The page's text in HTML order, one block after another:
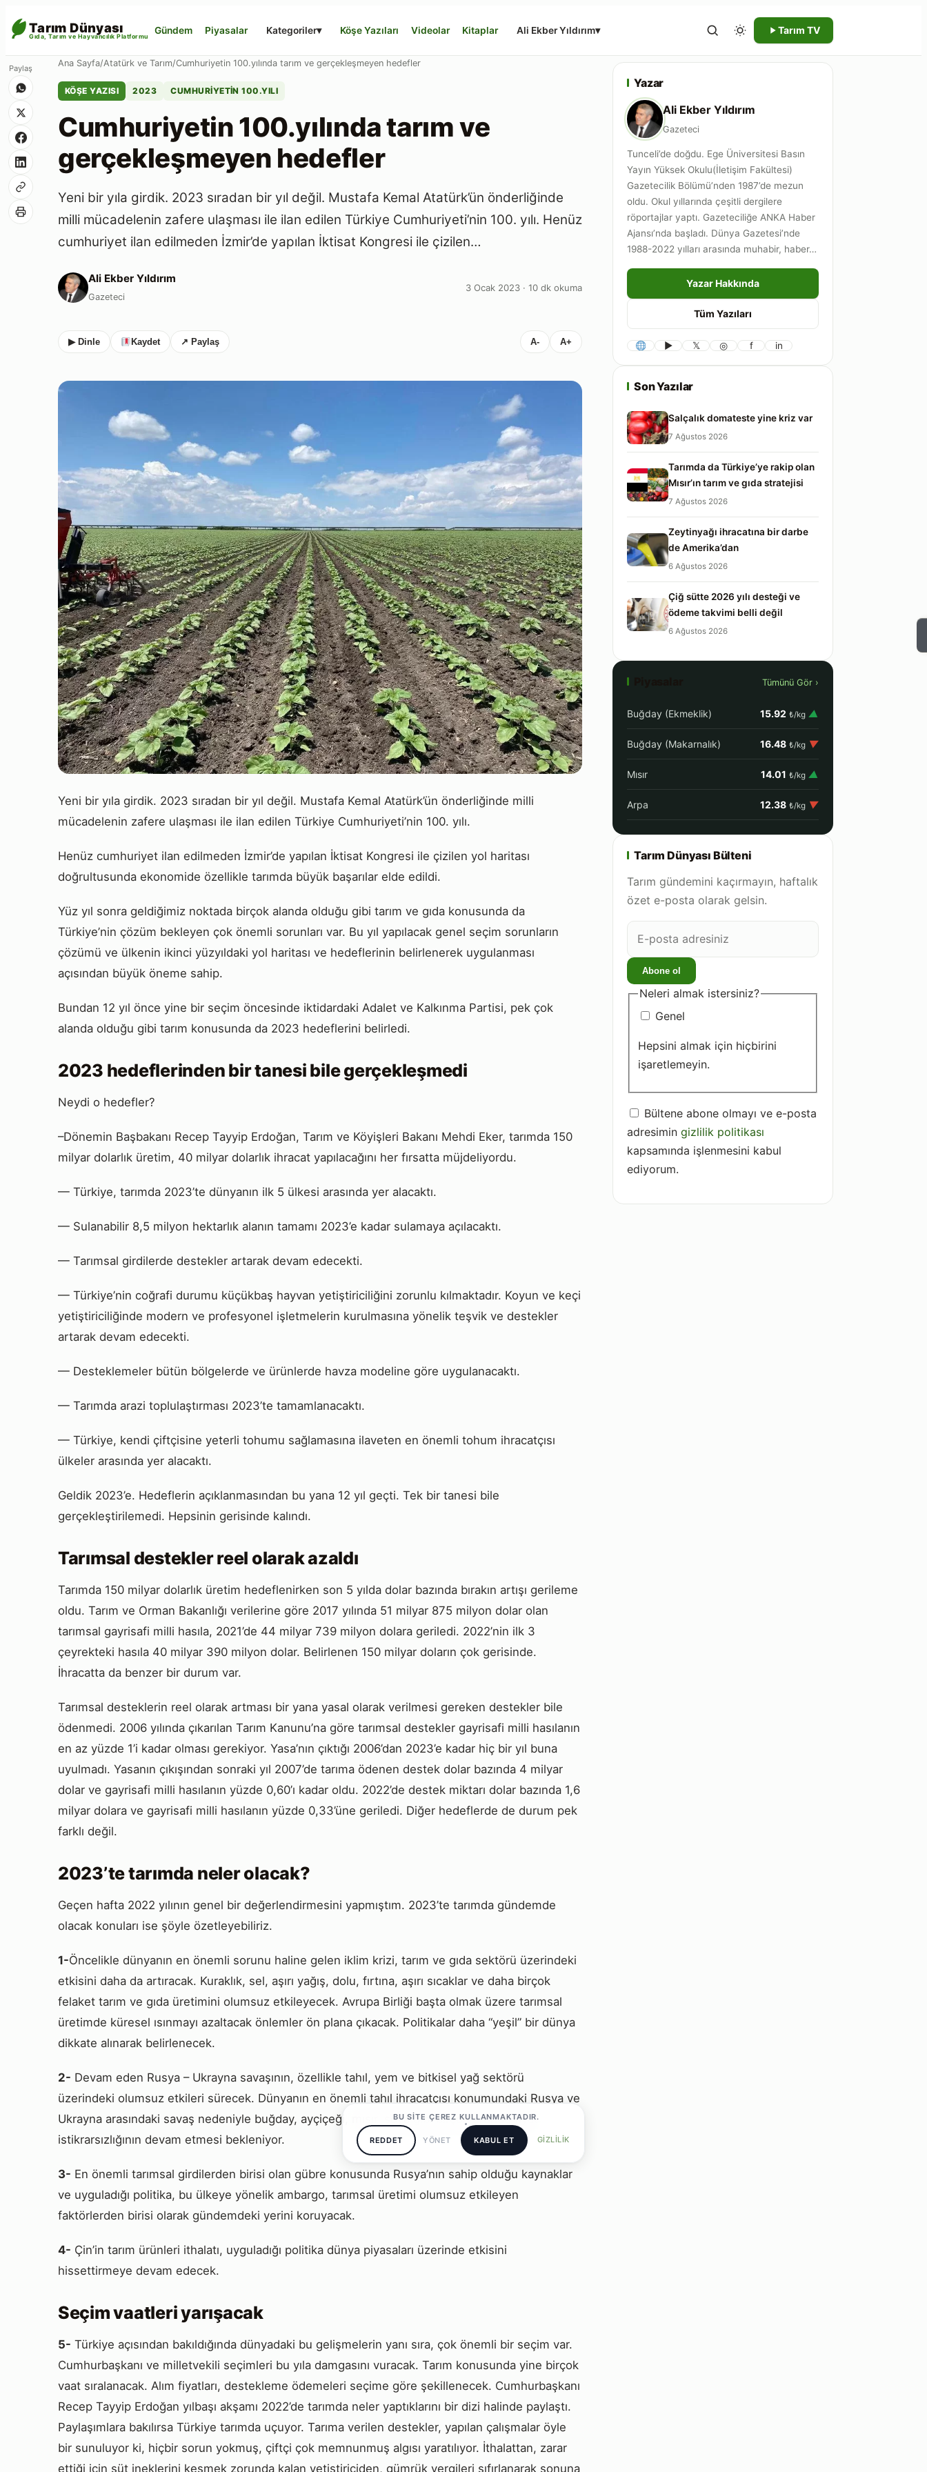
Tarım Dünyası
Gıda, Tarım ve Hayvancılık Platformu
Gündem Piyasalar Kategoriler▾ Köşe Yazıları Videolar Kitaplar Ali Ekber Yıldırım▾ Tarım TV
Paylaş Ana Sayfa/Atatürk ve Tarım/Cumhuriyetin 100.yılında tarım ve gerçekleşmeyen hedefler
KÖŞE YAZISI 2023 CUMHURIYETIN 100.YILI
Cumhuriyetin 100.yılında tarım ve
gerçekleşmeyen hedefler
Yeni bir yıla girdik. 2023 sıradan bir yıl değil. Mustafa Kemal Atatürk’ün önderliğinde
milli mücadelenin zafere ulaşması ile ilan edilen Türkiye Cumhuriyeti’nin 100. yılı. Henüz
cumhuriyet ilan edilmeden İzmir’de yapılan İktisat Kongresi ile çizilen…
Ali Ekber Yıldırım
Gazeteci
3 Ocak 2023 · 10 dk okuma
▶ Dinle Kaydet ↗ Paylaş A- A+
Yeni bir yıla girdik. 2023 sıradan bir yıl değil. Mustafa Kemal Atatürk’ün önderliğinde milli
mücadelenin zafere ulaşması ile ilan edilen Türkiye Cumhuriyeti’nin 100. yılı.
Henüz cumhuriyet ilan edilmeden İzmir’de yapılan İktisat Kongresi ile çizilen yol haritası
doğrultusunda ekonomide özellikle tarımda büyük başarılar elde edildi.
Yüz yıl sonra geldiğimiz noktada birçok alanda olduğu gibi tarım ve gıda konusunda da
Türkiye’nin çözüm bekleyen çok önemli sorunları var. Bu yıl yapılacak genel seçim sorunların
çözümü ve ülkenin ikinci yüzyıldaki yol haritası ve hedeflerinin belirlenerek uygulanması
açısından büyük öneme sahip.
Bundan 12 yıl önce yine bir seçim öncesinde iktidardaki Adalet ve Kalkınma Partisi, pek çok
alanda olduğu gibi tarım konusunda da 2023 hedeflerini belirledi.
2023 hedeflerinden bir tanesi bile gerçekleşmedi
Neydi o hedefler?
–Dönemin Başbakanı Recep Tayyip Erdoğan, Tarım ve Köyişleri Bakanı Mehdi Eker, tarımda 150
milyar dolarlık üretim, 40 milyar dolarlık ihracat yapılacağını her fırsatta müjdeliyordu.
— Türkiye, tarımda 2023’te dünyanın ilk 5 ülkesi arasında yer alacaktı.
— Sulanabilir 8,5 milyon hektarlık alanın tamamı 2023’e kadar sulamaya açılacaktı.
— Tarımsal girdilerde destekler artarak devam edecekti.
— Türkiye’nin coğrafi durumu küçükbaş hayvan yetiştiriciliğini zorunlu kılmaktadır. Koyun ve keçi
yetiştiriciliğinde modern ve profesyonel işletmelerin kurulmasına yönelik teşvik ve destekler
artarak devam edecekti.
— Desteklemeler bütün bölgelerde ve ürünlerde havza modeline göre uygulanacaktı.
— Tarımda arazi toplulaştırması 2023’te tamamlanacaktı.
— Türkiye, kendi çiftçisine yeterli tohumu sağlamasına ilaveten en önemli tohum ihracatçısı
ülkeler arasında yer alacaktı.
Geldik 2023’e. Hedeflerin açıklanmasından bu yana 12 yıl geçti. Tek bir tanesi bile
gerçekleştirilemedi. Hepsinin gerisinde kalındı.
Tarımsal destekler reel olarak azaldı
Tarımda 150 milyar dolarlık üretim hedeflenirken son 5 yılda dolar bazında bırakın artışı gerileme
oldu. Tarım ve Orman Bakanlığı verilerine göre 2017 yılında 51 milyar 875 milyon dolar olan
tarımsal gayrisafi milli hasıla, 2021’de 44 milyar 739 milyon dolara geriledi. 2022’nin ilk 3
çeyrekteki hasıla 40 milyar 390 milyon dolar. Belirlenen 150 milyar doların çok gerisinde.
İhracatta da benzer bir durum var.
Tarımsal desteklerin reel olarak artması bir yana yasal olarak verilmesi gereken destekler bile
ödenmedi. 2006 yılında çıkarılan Tarım Kanunu’na göre tarımsal destekler gayrisafi milli hasılanın
en az yüzde 1’i kadar olması gerekiyor. Yasa’nın çıktığı 2006’dan 2023’e kadar hiç bir yıl buna
uyulmadı. Yasanın çıkışından sonraki yıl 2007’de tarıma ödenen destek dolar bazında 4 milyar
dolar ve gayrisafi milli hasılanın yüzde 0,60’ı kadar oldu. 2022’de destek miktarı dolar bazında 1,6
milyar dolara ve gayrisafi milli hasılanın yüzde 0,33’üne geriledi. Diğer hedeflerde de durum pek
farklı değil.
2023’te tarımda neler olacak?
Geçen hafta 2022 yılının genel bir değerlendirmesini yapmıştım. 2023’te tarımda gündemde
olacak konuları ise şöyle özetleyebiliriz.
1-Öncelikle dünyanın en önemli sorunu haline gelen iklim krizi, tarım ve gıda sektörü üzerindeki
etkisini daha da artıracak. Kuraklık, sel, aşırı yağış, dolu, fırtına, aşırı sıcaklar ve daha birçok
felaket tarım ve gıda üretimini olumsuz etkileyecek. Avrupa Birliği başta olmak üzere tarımsal
üretimde küresel ısınmayı azaltacak önlemler ön plana çıkacak. Politikalar daha “yeşil” bir dünya
dikkate alınarak belirlenecek.
2- Devam eden Rusya – Ukrayna savaşının, özellikle tahıl, yem ve bitkisel yağ sektörü
üzerindeki olumsuz etkileri sürecek. Dünyanın en önemli tahıl ihracatçısı konumundaki Rusya ve
Ukrayna arasındaki savaş nedeniyle buğday, ayçiçeği, mısır, soya gibi birçok üründe fiyat
istikrarsızlığının devam etmesi bekleniyor.
3- En önemli tarımsal girdilerden birisi olan gübre konusunda Rusya’nın sahip olduğu kaynaklar
ve uyguladığı politika, bu ülkeye yönelik ambargo, tarımsal üretimi olumsuz etkileyen
faktörlerden birisi olarak gündemdeki yerini koruyacak.
4- Çin’in tarım ürünleri ithalatı, uyguladığı politika dünya piyasaları üzerinde etkisini
hissettirmeye devam edecek.
Seçim vaatleri yarışacak
5- Türkiye açısından bakıldığında dünyadaki bu gelişmelerin yanı sıra, çok önemli bir seçim var.
Cumhurbaşkanı ve milletvekili seçimleri bu yıla damgasını vuracak. Tarım konusunda yine birçok
vaat sıralanacak. Alım fiyatları, destekleme ödemeleri seçime göre şekillenecek. Cumhurbaşkanı
Recep Tayyip Erdoğan yılbaşı akşamı 2022’de tarımda neler yaptıklarını bir dizi halinde paylaştı.
Paylaşımlara bakılırsa Türkiye tarımda uçuyor. Tarıma verilen destekler, yapılan çalışmalar öyle
bir sunuluyor ki, hiçbir sorun yokmuş, çiftçi çok memnunmuş algısı yaratılıyor. İthalattan, zarar
ettiği için süt ineklerini kesmek zorunda kalan yetiştiriciden, gümrük vergileri sıfırlanarak sonuna
Yazar
Ali Ekber Yıldırım
Gazeteci
Tunceli’de doğdu. Ege Üniversitesi Basın
Yayın Yüksek Okulu(İletişim Fakültesi)
Gazetecilik Bölümü’nden 1987’de mezun
oldu. Okul yıllarında çeşitli dergilere
röportajlar yaptı. Gazeteciliğe ANKA Haber
Ajansı’nda başladı. Dünya Gazetesi’nde
1988-2022 yılları arasında muhabir, haber…
Yazar Hakkında
Tüm Yazıları
▶ 𝕏 ◎ f in
Son Yazılar
Salçalık domateste yine kriz var
7 Ağustos 2026
Tarımda da Türkiye’ye rakip olan
Mısır’ın tarım ve gıda stratejisi
7 Ağustos 2026
Zeytinyağı ihracatına bir darbe
de Amerika’dan
6 Ağustos 2026
Çiğ sütte 2026 yılı desteği ve
ödeme takvimi belli değil
6 Ağustos 2026
Tümünü Gör ›
Buğday (Ekmeklik) 15.92 ₺/kg ▲
Buğday (Makarnalık) 16.48 ₺/kg ▼
Mısır 14.01 ₺/kg ▲
Arpa 12.38 ₺/kg ▼
Tarım Dünyası Bülteni
Tarım gündemini kaçırmayın, haftalık
özet e-posta olarak gelsin.
E-
posta
adresiniz
Abone ol
Neleri almak istersiniz?
Genel
Hepsini almak için hiçbirini
işaretlemeyin.
Bültene abone olmayı ve e-posta
adresimin gizlilik politikası
kapsamında işlenmesini kabul
ediyorum.
BU SITE ÇEREZ KULLANMAKTADIR.
REDDET YÖNET KABUL ET GIZLILIK